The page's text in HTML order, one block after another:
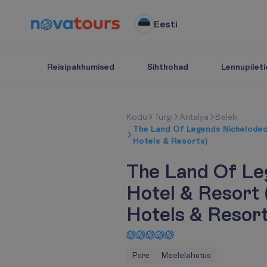
Eesti
Reisipakkumised Sihtkohad
Kodu Türgi Antalya
Belek
The Land Of Legends
Hotels & Resorts)
The Land Of
Hotel & Resort
Hotels &
Pere Meelelahutus